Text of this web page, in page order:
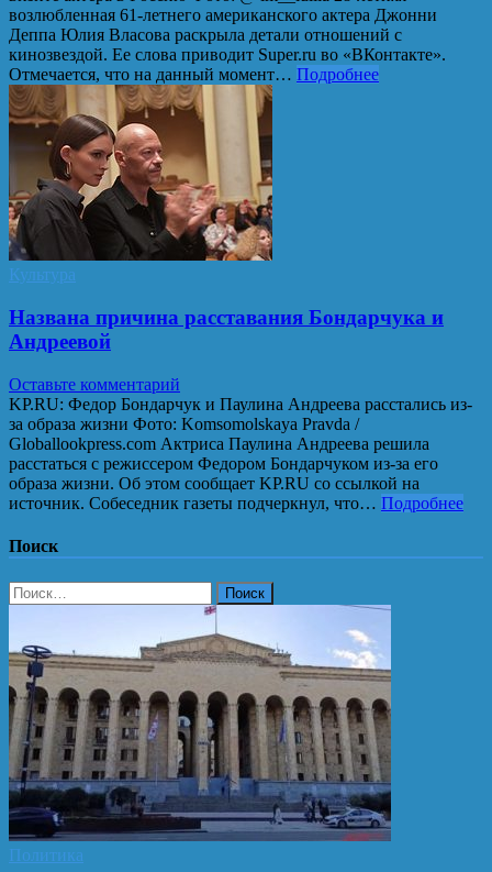
возлюбленная 61-летнего американского актера Джонни
Деппа Юлия Власова раскрыла детали отношений с
кинозвездой. Ее слова приводит Super.ru во «ВКонтакте».
Отмечается, что на данный момент… Подробнее
Культура
Названа причина расставания Бондарчука и
Андреевой
Оставьте комментарий
KP.RU: Федор Бондарчук и Паулина Андреева расстались из-
за образа жизни Фото: Komsomolskaya Pravda /
Globallookpress.com Актриса Паулина Андреева решила
расстаться с режиссером Федором Бондарчуком из-за его
образа жизни. Об этом сообщает KP.RU со ссылкой на
источник. Собеседник газеты подчеркнул, что… Подробнее
Поиск
Найти:
Политика